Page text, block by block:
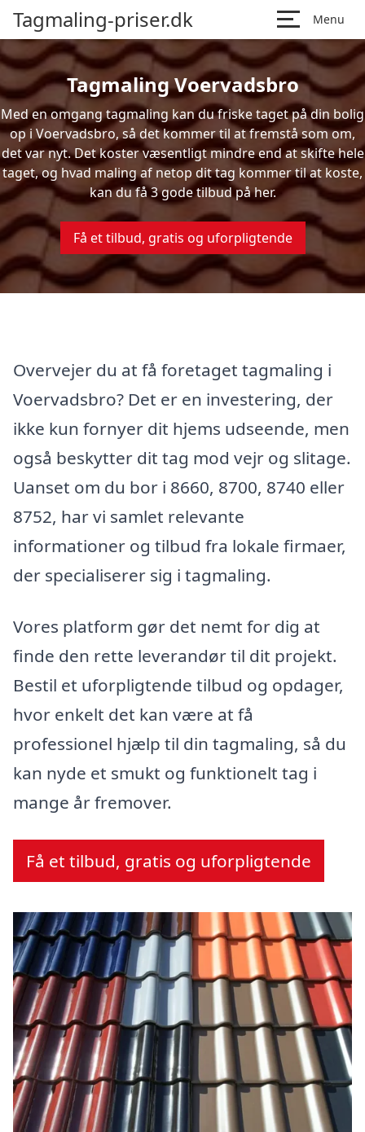
Tagmaling-priser.dk Menu
Tagmaling Voervadsbro
Med en omgang tagmaling kan du friske taget på din bolig
op i Voervadsbro, så det kommer til at fremstå som om,
det var nyt. Det koster væsentligt mindre end at skifte hele
taget, og hvad maling af netop dit tag kommer til at koste,
kan du få 3 gode tilbud på her.
Få et tilbud, gratis og uforpligtende
Overvejer du at få foretaget tagmaling i
Voervadsbro? Det er en investering, der
ikke kun fornyer dit hjems udseende, men
også beskytter dit tag mod vejr og slitage.
Uanset om du bor i 8660, 8700, 8740 eller
8752, har vi samlet relevante
informationer og tilbud fra lokale firmaer,
der specialiserer sig i tagmaling.
Vores platform gør det nemt for dig at
finde den rette leverandør til dit projekt.
Bestil et uforpligtende tilbud og opdager,
hvor enkelt det kan være at få
professionel hjælp til din tagmaling, så du
kan nyde et smukt og funktionelt tag i
mange år fremover.
Få et tilbud, gratis og uforpligtende